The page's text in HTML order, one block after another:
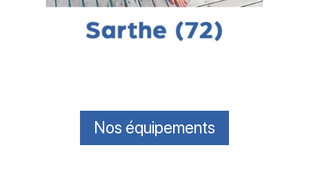
Nos équipements